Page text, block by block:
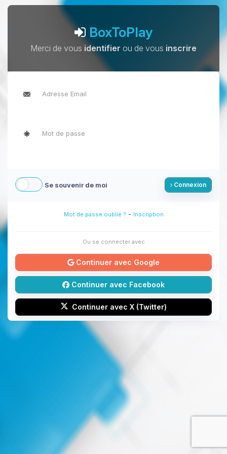
BoxToPlay
Merci de vous identifier ou de vous inscrire
Se souvenir de moi Connexion
Mot de passe oublié ? - Inscription
Ou se connecter avec
Continuer avec Google
Continuer avec Facebook
Continuer avec X (Twitter)